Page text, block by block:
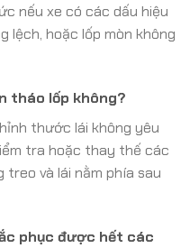
nếu xe có các dấu hiệu
lệch, hoặc lốp mòn không
tháo lốp không?
thước lái không yêu
tra hoặc thay thế các
treo và lái nằm phía sau
phục được hết các